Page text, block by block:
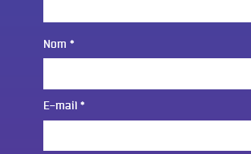
Nom *
E-mail *